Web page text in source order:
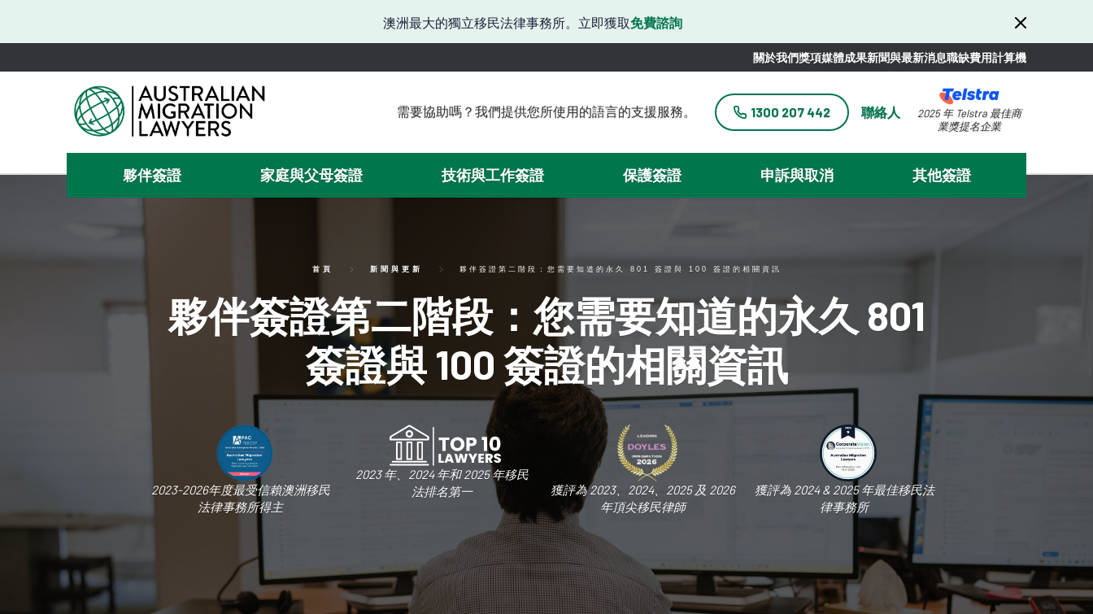
澳洲最大的獨立移民法律事務所。立即獲取免費諮詢
關於我們獎項媒體成果新聞與最新消息職缺費用計算機
需要協助嗎？我們提供您所使用的語言的支援服務。
請問需要協助嗎？我們提供中文服務。
需要簽證方面的協助嗎？我們可以提供西班牙語服務。
我們在此提供越南語支援。
1300 207 442 聯絡人
2025 年 Telstra 最佳商
業獎提名企業
夥伴簽證 家庭與父母簽證 技術與工作簽證 保護簽證 申訴與取消 其他簽證
首頁 新聞與更新 夥伴簽證第二階段：您需要知道的永久 801 簽證與 100 簽證的相關資訊
夥伴簽證第二階段：您需要知道的永久 801
簽證與 100 簽證的相關資訊
2023-2026年度最受信賴澳洲移民
法律事務所得主
2023 年、2024 年和 2025 年移民
法排名第一
獲評為 2023、2024、2025 及 2026
年頂尖移民律師
獲評為 2024 & 2025 年最佳移民法
律事務所